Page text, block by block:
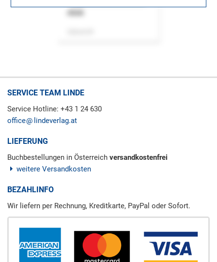
SERVICE TEAM LINDE
Service Hotline: +43 1 24 630
office
lindeverlag.at
LIEFERUNG
Buchbestellungen in Österreich versandkostenfrei
weitere Versandkosten
BEZAHLINFO
Wir liefern per Rechnung, Kreditkarte, PayPal oder Sofort.